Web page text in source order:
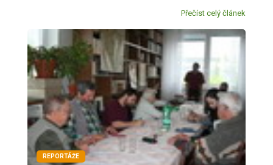
Přečíst celý článek
REPORTÁŽE